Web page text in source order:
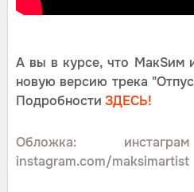
А вы в курсе, что МакSим
новую версию трека
Подробности ЗДЕСЬ!
Обложка:
instagram.com/maksimartist